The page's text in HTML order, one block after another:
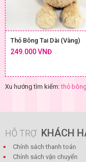
Thỏ Bông Tai Dài (Vàng)
249.000 VNĐ
Xu hướng tìm kiếm:thỏ
HỖ TRỢ KHÁCH
Chính sách thanh toán
Chính sách vận chuyển